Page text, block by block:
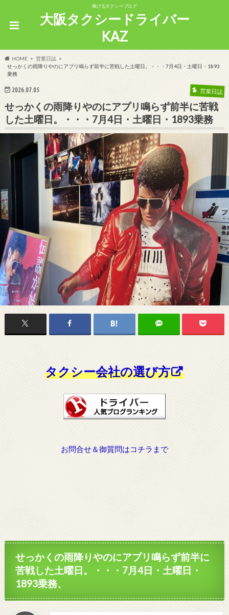
稼げるタクシーブログ
大阪タクシードライバー
KAZ
HOME
営業日誌
せっかくの雨降りやのにアプリ鳴らず前半に苦戦した土曜日。・・・7月4日・土曜日・1893
乗務
2026.07.05 営業日誌
せっかくの雨降りやのにアプリ鳴らず前半に苦戦
した土曜日。・・・7月4日・土曜日・1893乗務
タクシー会社の選び方
お問合せ＆御質問はコチラまで
せっかくの雨降りやのにアプリ鳴らず前半に
苦戦した土曜日。・・・7月4日・土曜日・
1893乗務、